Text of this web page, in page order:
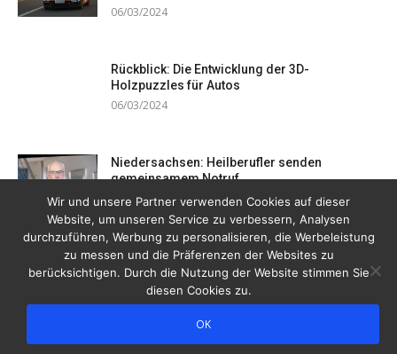
06/03/2024
Rückblick: Die Entwicklung der 3D-
Holzpuzzles für Autos
06/03/2024
Niedersachsen: Heilberufler senden
gemeinsamem Notruf
19/12/2023
Wir und unsere Partner verwenden Cookies auf dieser
Website, um unseren Service zu verbessern, Analysen
durchzuführen, Werbung zu personalisieren, die Werbeleistung
zu messen und die Präferenzen der Websites zu
berücksichtigen. Durch die Nutzung der Website stimmen Sie
diesen Cookies zu.
OK